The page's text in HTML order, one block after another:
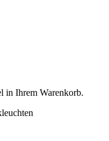
in Ihrem Warenkorb.